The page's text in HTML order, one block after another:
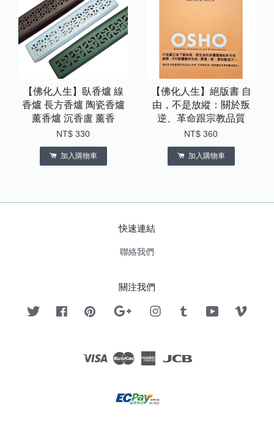
【佛化人生】臥香爐 線
香爐 長方香爐 陶瓷香爐
薰香爐 沉香盧 薰香
NT$ 330
加入購物車
【佛化人生】絕版書 自
由，不是放縱：關於叛
逆、革命跟宗教品質
NT$ 360
加入購物車
快速連結
聯絡我們
關注我們
Twitter FacebookPinterest Google InstagramTumblr YouTube
Visa Master American